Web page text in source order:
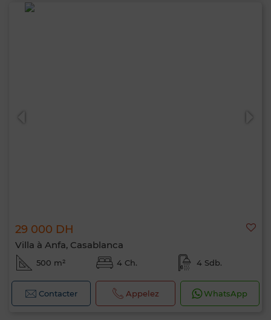
29 000 DH
Villa à Anfa, Casablanca
500 m² 4 Ch. 4 Sdb.
Contacter Appelez WhatsApp